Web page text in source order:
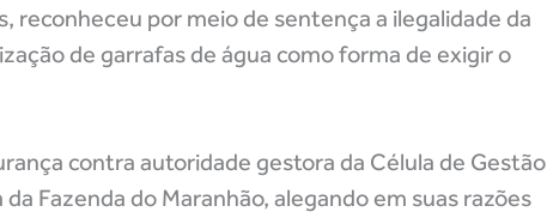
reconheceu por meio de sentença a ilegalidade da
de garrafas de água como forma de exigir o
contra autoridade gestora da Célula de Gestão
Fazenda do Maranhão, alegando em suas razões